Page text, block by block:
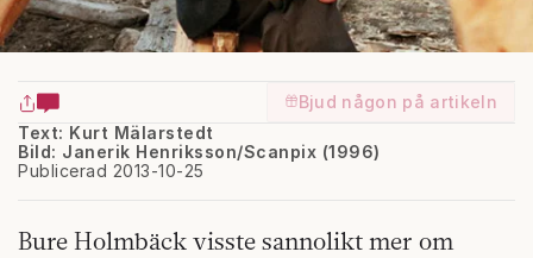
Bjud någon på artikeln
Text: Kurt Mälarstedt
Publicerad 2013-10-25
Bild: Janerik Henriksson/Scanpix (1996)
Bure Holmbäck visste sannolikt mer om